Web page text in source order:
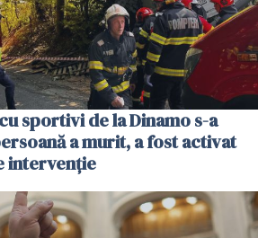
sportivi de la Dinamo s-a
a murit, a fost activat
intervenție